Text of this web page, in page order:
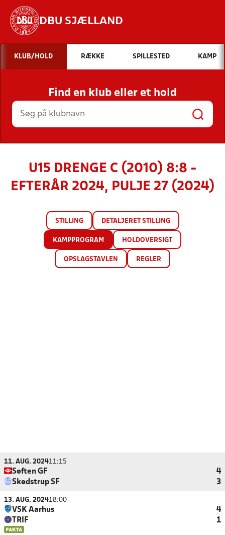
DBU SJÆLLAND
Hvad vil du søge efter?
INDHOLD OG NYHEDER
STILLINGER, RESULTATER, KLUBBER OG
HOLD
KLUB/HOLD RÆKKE SPILLESTED KAMP
Find en klub eller et hold
U15 DRENGE C (2010) 8:8 -
EFTERÅR 2024, PULJE 27 (2024)
STILLING DETALJERET STILLING
KAMPPROGRAM HOLDOVERSIGT
OPSLAGSTAVLEN REGLER
11. AUG. 202411:15
Søften GF
4
Skødstrup SF
3
13. AUG. 202418:00
VSK Aarhus
4
TRIF
1